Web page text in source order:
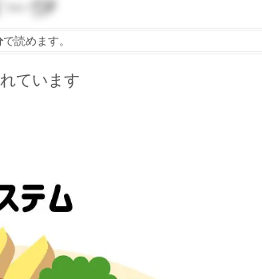
で読めます。
ています